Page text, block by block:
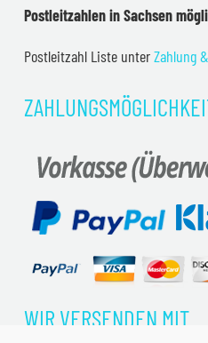
Postleitzahlen in Sachsen
Postleitzahl Liste unterZahlung
WIR VERSENDEN MIT